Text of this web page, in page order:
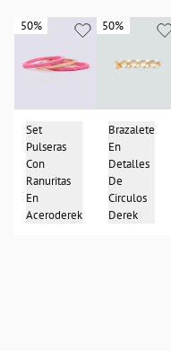
50%
50%
Set
Pulseras
Con
Ranuritas
En
Aceroderek
$48.475
$96.950
50%
50%
Brazalete
En
Detalles
De
Circulos
Derek